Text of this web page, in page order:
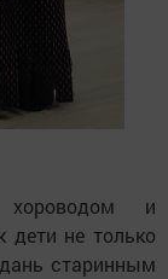
хороводом и
дети не только
старинным